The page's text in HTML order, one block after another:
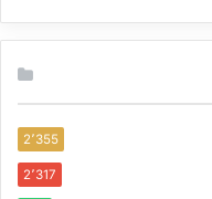
2٬355
2٬317